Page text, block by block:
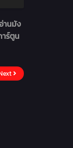
านมัง
าร์ตูน